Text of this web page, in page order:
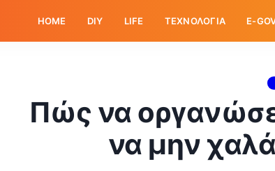
HOME DIY LIFE ΤΕΧΝΟΛΟΓΙΑ E-
Πώς να
να μην